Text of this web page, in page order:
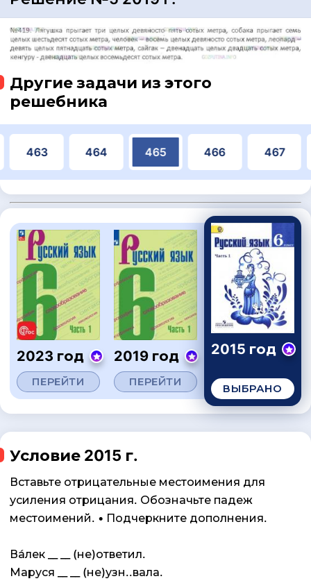
Другие задачи из этого
решебника
463 464 465 466 467
2023 год
ПЕРЕЙТИ
2019 год
ПЕРЕЙТИ
2015 год
ВЫБРАНО
Условие 2015 г.
Вставьте отрицательные местоимения для
усиления отрицания. Обозначьте падеж
местоимений. • Подчеркните дополнения.
Ва́лек __ __ (не)ответил.
Маруся __ __ (не)узн..вала.